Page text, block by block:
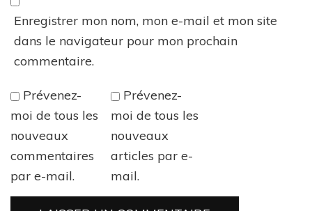
Enregistrer mon nom, mon e-mail et mon site
dans le navigateur pour mon prochain
commentaire.
Prévenez-
moi de tous les
nouveaux
commentaires
par e-mail.
Prévenez-
moi de tous les
nouveaux
articles par e-
mail.